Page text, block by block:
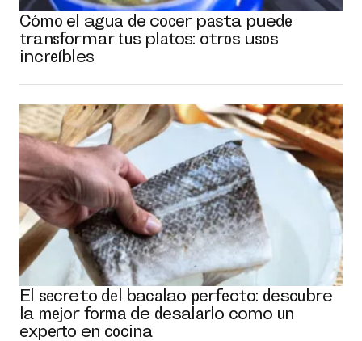
Cómo el agua de cocer pasta puede
transformar tus platos: otros usos
increíbles
El secreto del bacalao perfecto: descubre
la mejor forma de desalarlo como un
experto en cocina